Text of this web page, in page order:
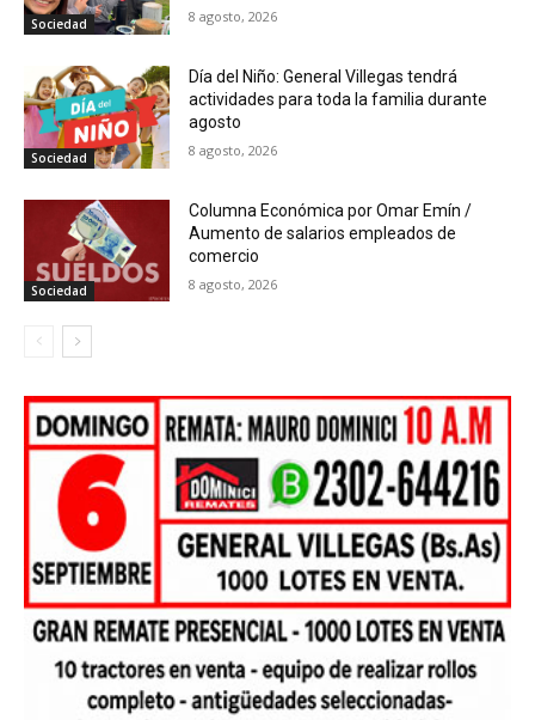
Sociedad 8 agosto, 2026
Sociedad
Día del Niño: General Villegas tendrá
actividades para toda la familia durante
agosto
8 agosto, 2026
Sociedad
Columna Económica por Omar Emín /
Aumento de salarios empleados de
comercio
8 agosto, 2026